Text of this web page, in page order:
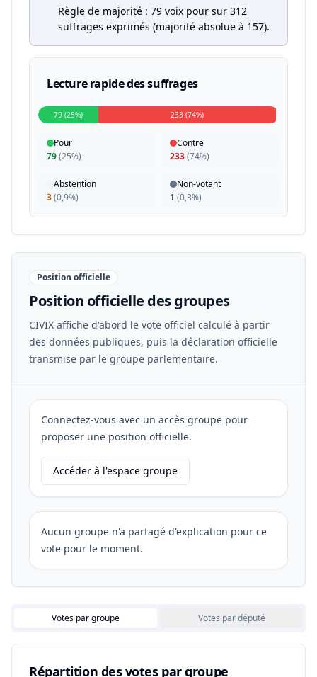
Règle de majorité : 79 voix pour sur 312
suffrages exprimés (majorité absolue à 157).
Lecture rapide des suffrages
79 (25%) 233 (74%)
Pour
79(25%)
Contre
233(74%)
Abstention
3(0,9%)
Non-votant
1 (0,3%)
Position officielle
Position officielle des groupes
CIVIX affiche d'abord le vote officiel calculé à partir
des données publiques, puis la déclaration officielle
transmise par le groupe parlementaire.
Connectez-vous avec un accès groupe pour
proposer une position officielle.
Accéder à l'espace groupe
Aucun groupe n'a partagé d'explication pour ce
vote pour le moment.
Votes par groupe Votes par député
Répartition des votes par groupe